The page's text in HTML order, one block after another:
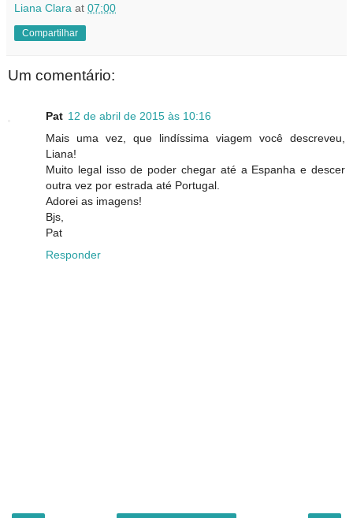
Liana Clara at 07:00
Compartilhar
Um comentário:
Pat 12 de abril de 2015 às 10:16
Mais uma vez, que lindíssima viagem você descreveu,
Liana!
Muito legal isso de poder chegar até a Espanha e descer
outra vez por estrada até Portugal.
Adorei as imagens!
Bjs,
Pat
Responder